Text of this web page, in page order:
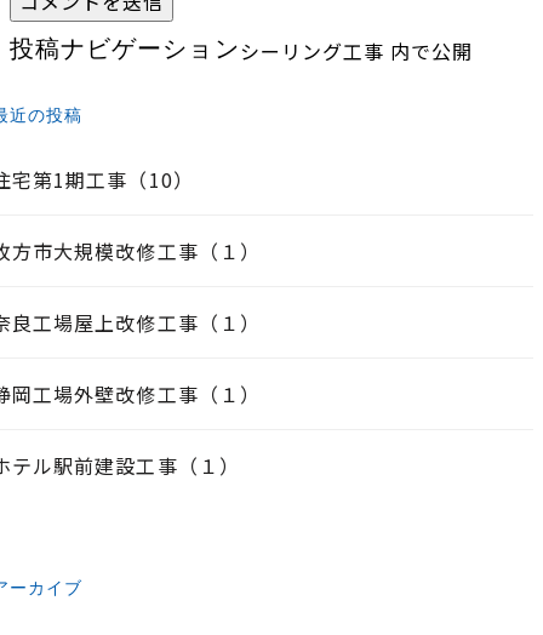
投稿ナビゲーションシーリング工事 内で公開
近の投稿
宅第1期工事（10）
方市大規模改修工事（１）
良工場屋上改修工事（１）
岡工場外壁改修工事（１）
テル駅前建設工事（１）
ーカイブ